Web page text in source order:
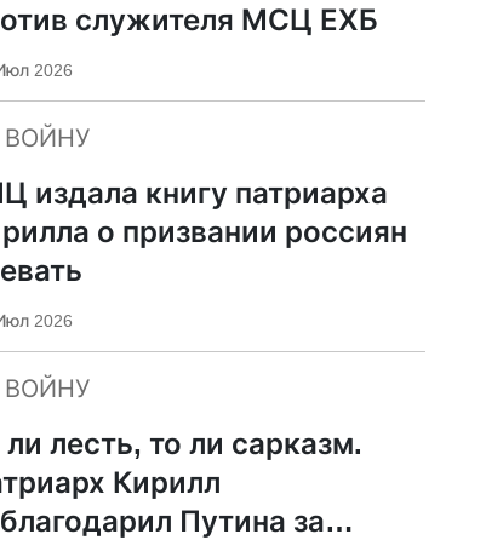
служителя МСЦ ЕХБ
2026
ВОЙНУ
издала книгу патриарха
о призвании россиян
2026
ВОЙНУ
ли лесть, то ли сарказм.
Кирилл
Путина за